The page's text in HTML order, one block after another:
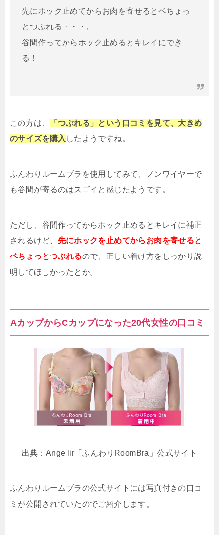
先にホック止めてからお肉を寄せるとベちょっ
とつぶれる・・・。
谷間作ってからホック止めるとキレイにでき
る！
この方は、
「つぶれる」という口コミを見て、大きめ
のサイズを購入 したようですね。
ふんわりルームブラを使用してみて、ノンワイヤーで
も谷間が寄るのはスゴイと感じたようです。
ただし、谷間作ってからホック止めるとキレイに補正
されるけど、先にホックを止めてからお肉を寄せると
ベちょっとつぶれるので、正しい着け方をしっかり説
明してほしかったとか。
AカップからCカップになった20代女性の口コミ
出典：Angellir「ふんわりRoomBra」公式サイト
ふんわりルームブラの公式サイトには写真付きの口コ
ミが公開されていたのでご紹介します。